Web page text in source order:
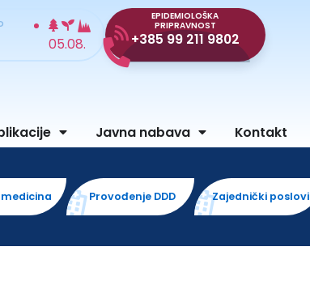
05.08.
EPIDEMIOLOŠKA
PRIPRAVNOST
+385 99 211 9802
Javna nabava Kontakt
Provođenje DDD Zajednički poslovi